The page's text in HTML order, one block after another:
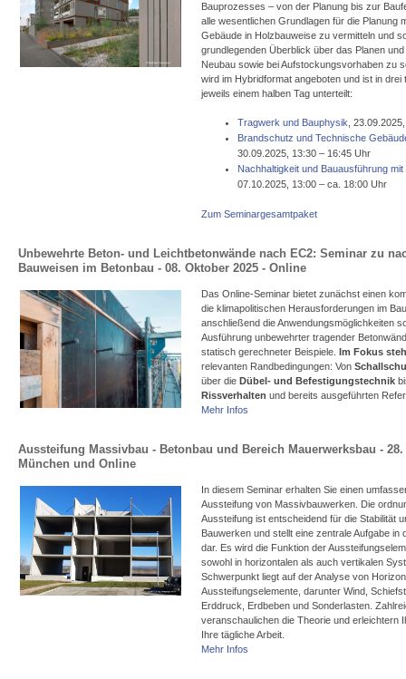
Bauprozesses – von der Planung bis zur
alle wesentlichen Grundlagen für die Planung
Gebäude in Holzbauweise zu vermitteln und
grundlegenden Überblick über das Planen
Neubau sowie bei Aufstockungsvorhaben zu
wird im Hybridformat angeboten und ist in drei
jeweils einem halben Tag unterteilt:
Tragwerk und Bauphysik ,
Brandschutz und Technische
30.09.2025, 13:30 – 16:45 Uhr
Nachhaltigkeit und Bauausführung
07.10.2025, 13:00 – ca. 18:00 Uhr
Zum Seminargesamtpaket
Unbewehrte Beton- und Leichtbetonwände nach EC2: Seminar zu
Bauweisen im Betonbau - 08. Oktober 2025 - Online
Das Online-Seminar bietet zunächst einen
die klimapolitischen Herausforderungen im
anschließend die Anwendungsmöglichkeiten
Ausführung unbewehrter tragender
statisch gerechneter Beispiele. Im Fokus
relevanten Randbedingungen: Von
über die Dübel- und Befestigungstechnik
Rissverhalten und bereits ausgeführten
Mehr Infos
Aussteifung Massivbau - Betonbau und Bereich Mauerwerksbau - 28.
München und Online
In diesem Seminar erhalten Sie einen
Aussteifung von Massivbauwerken. Die
Aussteifung ist entscheidend für die Stabilität
Bauwerken und stellt eine zentrale Aufgabe in
dar. Es wird die Funktion der
sowohl in horizontalen als auch vertikalen
Schwerpunkt liegt auf der Analyse von
Aussteifungselemente, darunter Wind,
Erddruck, Erdbeben und Sonderlasten.
veranschaulichen die Theorie und erleichtern
Ihre tägliche Arbeit.
Mehr Infos